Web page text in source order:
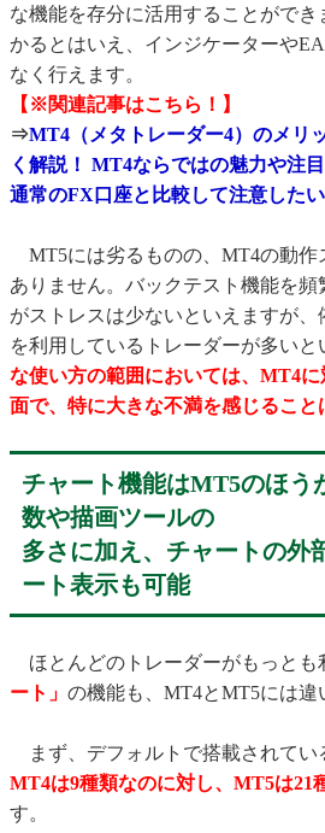
な機能を存分に活用することがで
かるとはいえ、インジケーターや
なく行えます。
【※関連記事はこちら！】
⇒MT4（メタトレーダー4）のメリ
く解説！ MT4ならではの魅力や注
通常のFX口座と比較して注意した
MT5には劣るものの、MT4の動作
ありません。バックテスト機能を頻
がストレスは少ないといえますが
を利用しているトレーダーが多いと
な使い方の範囲においては、MT4
面で、特に大きな不満を感じること
チャート機能はMT5のほう
数や描画ツールの
多さに加え、チャートの外
ート表示も可能
ほとんどのトレーダーがもっとも
ート」 の機能も、MT4とMT5には違
まず、デフォルトで搭載されてい
MT4は9種類なのに対し、MT5は21
す。